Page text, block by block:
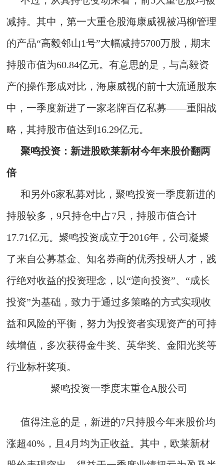
减持。其中，第一大重仓股海康威视被冯柳管理
的产品“高毅邻山1号”大幅减持5700万股，期末
持股市值为60.84亿元。有意思的是，与高毅资
产的操作形成对比，海康威视的前十大流通股东
中，一季度新进了一家老牌百亿私募——重阳战
略，其持股市值达到16.29亿元。
聚鸣投资：新进股欧莱新材今年来股价翻两
倍
和另外6家私募对比，聚鸣投资一季度新进的
持股较多，9只持仓中占7只，持股市值合计
17.71亿元。聚鸣投资成立于2016年，公司凝聚
了来自公募基金、知名券商的优秀投研人才，践
行绝对收益的投资理念，以“逆向投资”、“成长
投资”为基础，致力于通过多策略的方式实现收
益和风险的平衡，努力为投资者实现资产的可持
续增值，多次获得金牛奖、英华奖、金阳光奖等
行业标杆奖项。
聚鸣投资一季度末重仓A股公司
值得注意的是，新进的7只持股今年来股价均
涨超40%，且4月均为正收益。其中，欧莱新材